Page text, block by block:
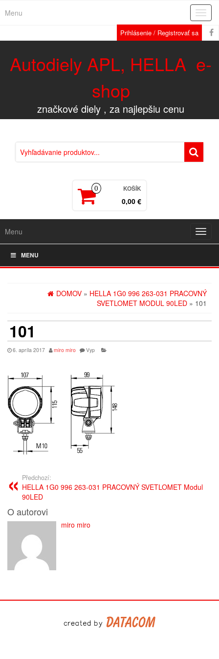
Menu
Prihlásenie / Registrovať sa
Autodiely APL, HELLA e-
shop
značkové diely , za najlepšiu cenu
0 KOŠÍK
0,00 €
Menu
MENU
DOMOV » HELLA 1G0 996 263-031 PRACOVNÝ
SVETLOMET MODUL 90LED » 101
101
6. apríla 2017 miro miro Vyp
Předchozí:
HELLA 1G0 996 263-031 PRACOVNÝ SVETLOMET Modul
90LED
O autorovi
miro miro